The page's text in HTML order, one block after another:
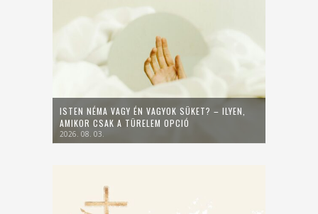
ISTEN NÉMA VAGY ÉN VAGYOK SÜKET? – ILYEN,
AMIKOR CSAK A TÜRELEM OPCIÓ
2026. 08. 03.